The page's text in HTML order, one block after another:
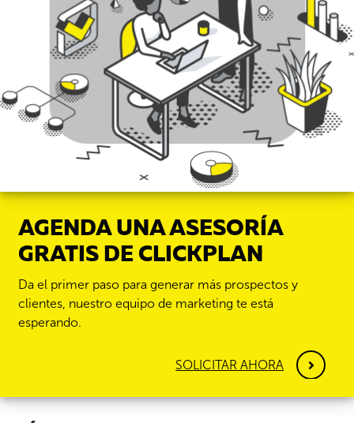
AGENDA UNA ASESORÍA
GRATIS DE CLICKPLAN
Da el primer paso para generar más prospectos y
clientes, nuestro equipo de marketing te está
esperando.
SOLICITAR AHORA